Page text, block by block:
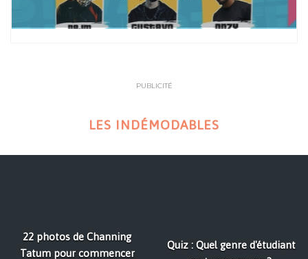
PUBLICITÉ
LES INDÉMODABLES
22 photos de Channing
Tatum pour commencer
Quiz : Quel genre d'étudiant